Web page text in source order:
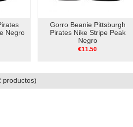
Negro
Gorro Beanie Pittsburgh
Pirates Nike Stripe Peak
Negro
€11.50
productos)